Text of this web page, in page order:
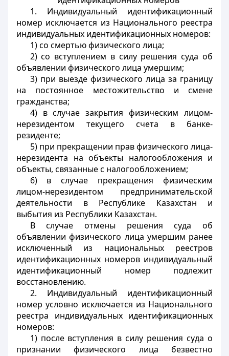
1. Индивидуальный идентификационный
номер исключается из Национального реестра
индивидуальных идентификационных номеров:
1) со смертью физического лица;
2) со вступлением в силу решения суда об
объявлении физического лица умершим;
3) при выезде физического лица за границу
на постоянное местожительство и смене
гражданства;
4) в случае закрытия физическим лицом-
нерезидентом текущего счета в банке-
резиденте;
5) при прекращении прав физического лица-
нерезидента на объекты налогообложения и
объекты, связанные с налогообложением;
6) в случае прекращения физическим
лицом-нерезидентом предпринимательской
деятельности в Республике Казахстан и
выбытия из Республики Казахстан.
В случае отмены решения суда об
объявлении физического лица умершим ранее
исключенный из национальных реестров
идентификационных номеров индивидуальный
идентификационный номер подлежит
восстановлению.
2. Индивидуальный идентификационный
номер условно исключается из Национального
реестра индивидуальных идентификационных
номеров:
1) после вступления в силу решения суда о
признании физического лица безвестно